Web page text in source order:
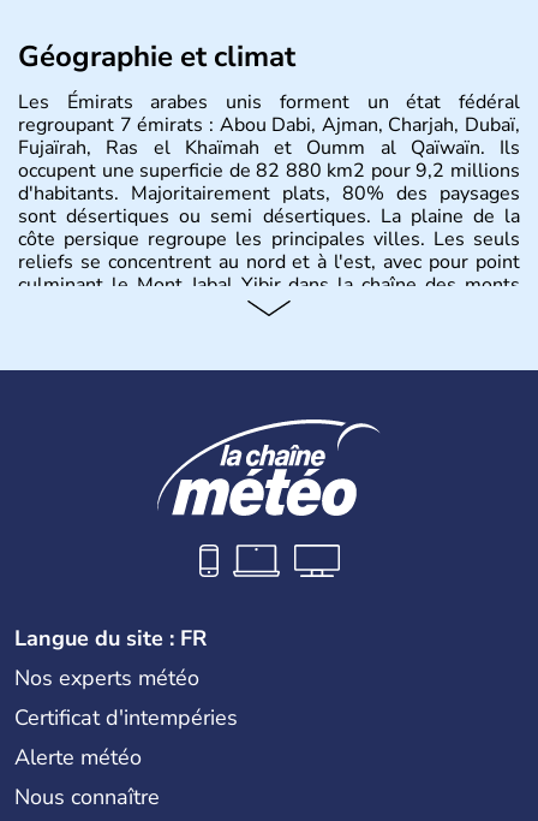
Géographie et climat
Les Émirats arabes unis forment un état fédéral
regroupant 7 émirats : Abou Dabi, Ajman, Charjah, Dubaï,
Fujaïrah, Ras el Khaïmah et Oumm al Qaïwaïn. Ils
occupent une superficie de 82 880 km2 pour 9,2 millions
d'habitants. Majoritairement plats, 80% des paysages
sont désertiques ou semi désertiques. La plaine de la
côte persique regroupe les principales villes. Les seuls
reliefs se concentrent au nord et à l'est, avec pour point
culminant le Mont Jabal Yibir dans la chaîne des monts
Langue du site : FR
Nos experts météo
Certificat d'intempéries
Alerte météo
Nous connaître